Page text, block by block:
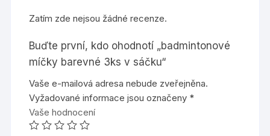
Zatím zde nejsou žádné recenze.
Buďte první, kdo ohodnotí „badmintonové
míčky barevné 3ks v sáčku“
Vaše e-mailová adresa nebude zveřejněna.
Vyžadované informace jsou označeny *
Vaše hodnocení